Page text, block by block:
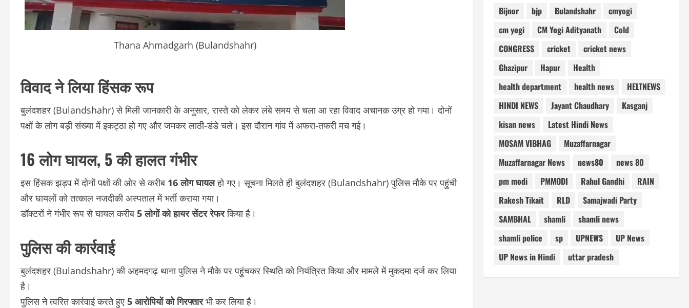
Thana Ahmadgarh (Bulandshahr)
विवाद ने लिया हिंसक रूप
बुलंदशहर (Bulandshahr) से मिली जानकारी के अनुसार, रास्ते को लेकर लंबे समय से चला आ रहा विवाद अचानक उग्र हो गया। दोनों
पक्षों के लोग बड़ी संख्या में इकट्ठा हो गए और जमकर लाठी-डंडे चले। इस दौरान गांव में अफरा-तफरी मच गई।
16 लोग घायल, 5 की हालत गंभीर
इस हिंसक झड़प में दोनों पक्षों की ओर से करीब 16 लोग घायलहो गए। सूचना मिलते ही बुलंदशहर (Bulandshahr) पुलिस मौके पर पहुंची
और घायलों को तत्काल नजदीकी अस्पताल में भर्ती कराया गया।
डॉक्टरों ने गंभीर रूप से घायल करीब 5 लोगों को हायर सेंटर रेफरकिया है।
पुलिस की कार्रवाई
बुलंदशहर (Bulandshahr) की अहमदगढ़ थाना पुलिस ने मौके पर पहुंचकर स्थिति को नियंत्रित किया और मामले में मुकदमा दर्ज कर लिया
है।
पुलिस ने त्वरित कार्रवाई करते हुए 5 आरोपियों को गिरफ्तारभी कर लिया है।
Bijnor
bjp Bulandshahr
cmyogi
cm yogi
CM Yogi Adityanath
Cold
CONGRESS
cricket
cricket news
Ghazipur
Hapur
Health
health department
health news
HELTNEWS
HINDI NEWS
Jayant Chaudhary
Kasganj
kisan news
Latest Hindi News
MOSAM VIBHAG
Muzaffarnagar
Muzaffarnagar News
news80
news 80
pm modi
PMMODI Rahul Gandhi
RAIN
Rakesh Tikait
RLD
Samajwadi Party
SAMBHAL
shamli
shamli news
shamli police
sp UPNEWS
UP News
UP News in Hindi
uttar pradesh